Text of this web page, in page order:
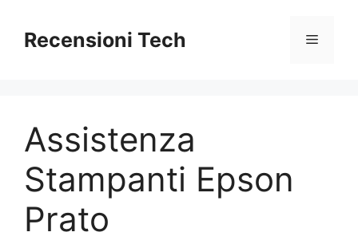
contenuto
Recensioni Tech Menu
Assistenza
Stampanti Epson
Prato